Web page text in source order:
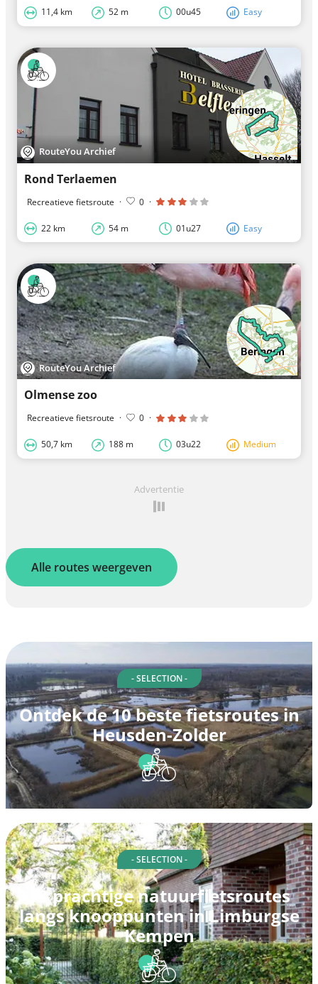
11,4 km 52 m 00u45 Easy
RouteYou Archief
Rond Terlaemen
Recreatieve fietsroute · 0 ·
22 km 54 m 01u27 Easy
RouteYou Archief
Olmense zoo
Recreatieve fietsroute · 0 ·
50,7 km 188 m 03u22 Medium
Advertentie
Alle routes weergeven
- SELECTION -
Ontdek de 10 beste fietsroutes in
Heusden-Zolder
- SELECTION -
10 prachtige natuurfietsroutes
langs knooppunten in Limburgse
Kempen